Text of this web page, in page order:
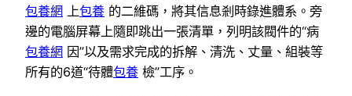
包養網 上包養 的二維碼，將其信息剎時錄進體系。旁
邊的電腦屏幕上隨即跳出一張清單，列明該閥件的“病
包養網 因”以及需求完成的拆解、清洗、丈量、組裝等
所有的6道“待體包養 檢”工序。